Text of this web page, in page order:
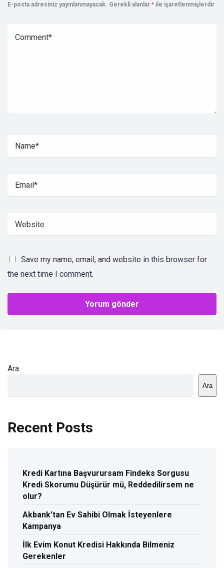
E-posta adresiniz yayınlanmayacak. Gerekli alanlar * ile işaretlenmişlerdir
Save my name, email, and website in this browser for
the next time I comment.
Ara
Ara
Recent Posts
Kredi Kartına Başvurursam Findeks Sorgusu
Kredi Skorumu Düşürür mü, Reddedilirsem ne
olur?
Akbank’tan Ev Sahibi Olmak İsteyenlere
Kampanya
İlk Evim Konut Kredisi Hakkında Bilmeniz
Gerekenler